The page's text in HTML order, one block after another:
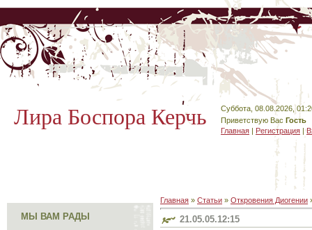
Лира Боспора Керчь
Суббота, 08.08.2026,
Приветствую Вас Гость
Главная | Регистрация |
МЫ ВАМ РАДЫ
Главная » Статьи » Откровения Диогении
21.05.05.12:15